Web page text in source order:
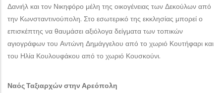
Δανιήλ και τον Νικηφόρο μέλη της οικογένειας των Δεκούλων από
την Κωνσταντινούπολη. Στο εσωτερικό της εκκλησίας μπορεί ο
επισκέπτης να θαυμάσει αξιόλογα δείγματα των τοπικών
αγιογράφων του Αντώνη Δημάγγελου από το χωριό Κουτήφαρι και
του Ηλία Κουλουφάκου από το χωριό Κουσκούνι.
Ναός Ταξιαρχών στην Αρεόπολη